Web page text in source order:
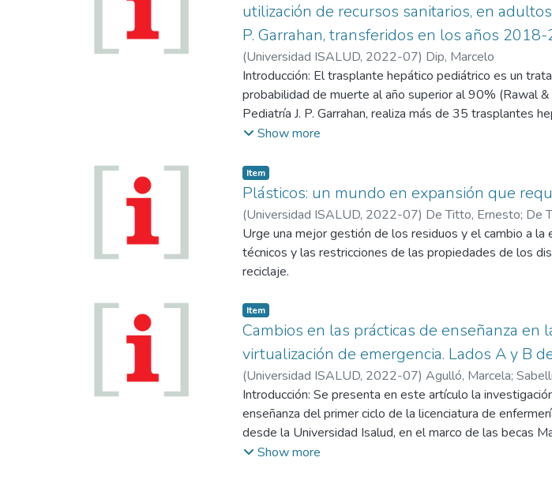
utilización de recursos sanitarios, en
P. Garrahan, transferidos en los años
(Universidad ISALUD, 2022-07) Dip, Marcelo
Introducción: El trasplante hepático pediátrico es un
probabilidad de muerte al año superior al 90% (Rawal
Pediatría J. P. Garrahan, realiza más de 35 trasplantes
90%, similar a la reportada por los centros
69% (Martinelli, et al., 2018) (Jain, 2002). Esta brecha
efectividad del tratamiento a largo plazo y es explicada
crónico que causa la conducta de no adherencia al
Los adolescentes y los adultos jóvenes son la
adherencia al tratamiento inmunosupresor en
posee la mayor capacidad de resiliencia para adaptarse
Show more
Item
Plásticos: un mundo en expansión que
(Universidad ISALUD, 2022-07) De Titto, Ernesto; De
Urge una mejor gestión de los residuos y el cambio a
técnicos y las restricciones de las propiedades de los
reciclaje.
Item
Cambios en las prácticas de enseñanza
virtualización de emergencia. Lados A y B
(Universidad ISALUD, 2022-07) Agulló, Marcela;
Silva, Eva;Gagniere, Gustavo ;Bonifacio, Ayelén;Savoi,
Introducción: Se presenta en este artículo la
enseñanza del primer ciclo de la licenciatura de
desde la Universidad Isalud, en el marco de las becas
Tecnología de la misma universidad. Lxs
Show more